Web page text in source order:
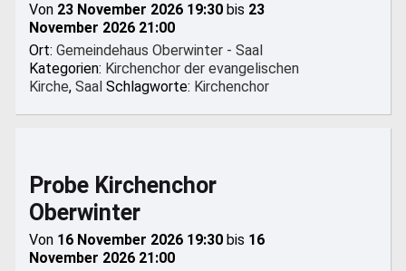
Von 23 November 2026 19:30 bis 23
November 2026 21:00
Ort:Gemeindehaus Oberwinter - Saal
Kategorien: Kirchenchor der evangelischen
Kirche,Saal Schlagworte: Kirchenchor
Probe Kirchenchor
Oberwinter
Von 16 November 2026 19:30 bis 16
November 2026 21:00